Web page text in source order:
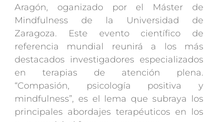
Aragón, oganizado por el Máster de
Mindfulness de la Universidad de
Zaragoza. Este evento científico de
referencia mundial reunirá a los más
destacados investigadores especializados
en terapias de atención plena.
“Compasión, psicología positiva y
mindfulness”, es el lema que subraya los
principales abordajes terapéuticos en los